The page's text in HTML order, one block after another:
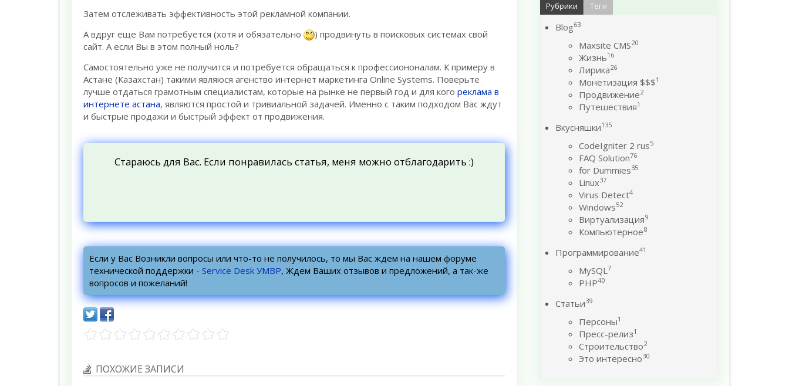
Затем отслеживать эффективность этой рекламной компании.
А вдруг еще Вам потребуется (хотя и обязательно
) продвинуть в поисковых системах свой
сайт. А если Вы в этом полный ноль?
Самостоятельно уже не получится и потребуется обращаться к профессиононалам. К примеру в
Астане (Казахстан) такими являюся агенство интернет маркетинга Online Systems. Поверьте
лучше отдаться грамотным специалистам, которые на рынке не первый год и для кого реклама в
интернете астана, являются простой и тривиальной задачей. Именно с таким подходом Вас ждут
и быстрые продажи и быстрый эффект от продвижения.
Стараюсь для Вас. Если понравилась статья, меня можно отблагодарить :)
Если у Вас Возникли вопросы или что-то не получилось, то мы Вас ждем на нашем форуме
технической поддержки - Service Desk УМВР, Ждем Ваших отзывов и предложений, а так-же
вопросов и пожеланий!
ПОХОЖИЕ ЗАПИСИ
Рубрики Теги
Blog63
Maxsite CMS20
Жизнь16
Лирика26
Монетизация $$$1
Продвижение2
Путешествия1
Вкусняшки135
CodeIgniter 2 rus5
FAQ Solution76
for Dummies35
Linux37
Virus Detect4
Windows52
Виртуализация9
Компьютерное8
Программирование41
MySQL7
PHP40
Статьи39
Персоны1
Пресс-релиз1
Строительство2
Это интересно30